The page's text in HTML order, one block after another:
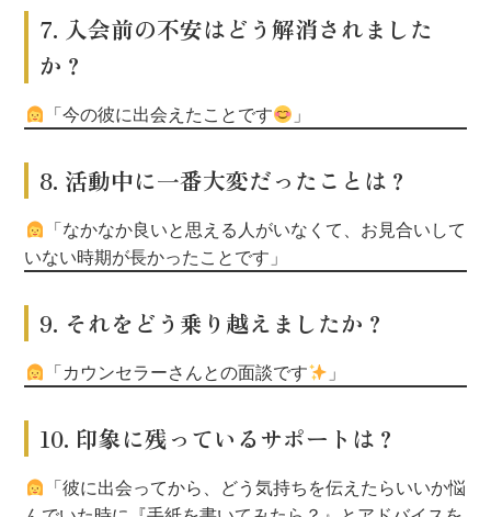
7. 入会前の不安はどう解消されました
か？
「今の彼に出会えたことです 」
8. 活動中に一番大変だったことは？
「なかなか良いと思える人がいなくて、 お見合いして
いない時期が長かったことです」
9. それをどう乗り越えましたか？
「カウンセラーさんとの面談です 」
10. 印象に残っているサポートは？
「彼に出会ってから、どう気持ちを伝えたらいいか悩